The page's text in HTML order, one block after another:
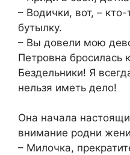
– Водички, вот, – кто-
бутылку.
– Вы довели мою
Петровна бросилась
Бездельники! Я
нельзя иметь дело!
Она начала
внимание родни
– Милочка,